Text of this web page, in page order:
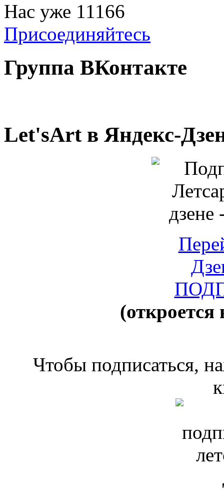
Нас уже 11166
Присоединяйтесь
Группа ВКонтакте
Let'sArt в Яндекс-
(откроется
Чтобы подписаться,